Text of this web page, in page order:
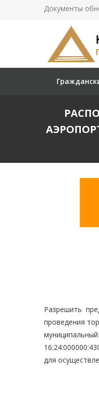
Документы
Разрешить
проведения
для